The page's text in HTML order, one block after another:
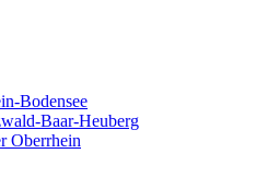
Bodensee
Baar-Heuberg
Oberrhein